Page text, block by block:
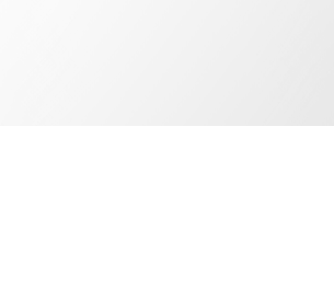
メールにて最終確認いただくようお